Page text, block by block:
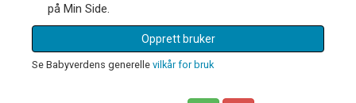
på Min Side.
Opprett bruker
Se Babyverdens generelle vilkår for bruk